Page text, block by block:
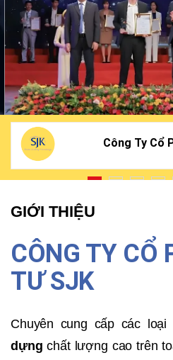
Công Ty Cổ
GIỚI THIỆU
CÔNG TY CỔ
TƯ SJK
Chuyên cung cấp các loại
dựng chất lượng cao trên